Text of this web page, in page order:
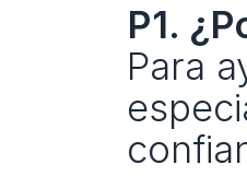
P1.
Para